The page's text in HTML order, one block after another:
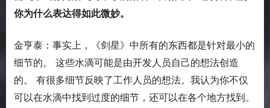
你为什么表达得如此微妙。
金亨泰：事实上，《剑星》中所有的东西都是针对最小的
细节的。 这些水滴可能是由开发人员自己的想法创造
的。 有很多细节反映了工作人员的想法。我认为你不仅
可以在水滴中找到过度的细节，还可以在各个地方找到。